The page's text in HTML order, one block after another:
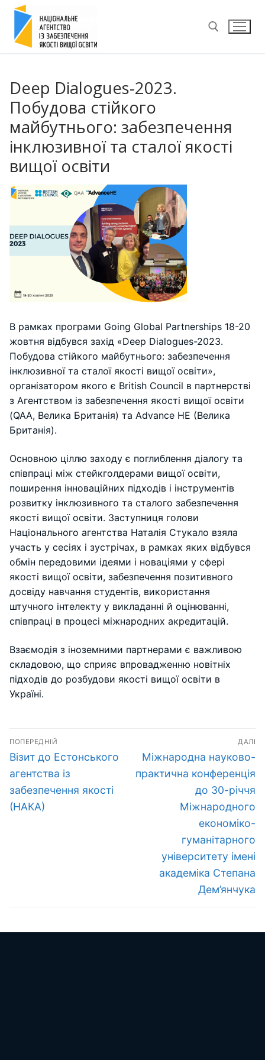
Перейти
вмісту
Deep Dialogues-2023.
Побудова стійкого
майбутнього: забезпечення
інклюзивної та сталої якості
вищої освіти
В рамках програми Going Global Partnerships 18-20
жовтня відбувся захід «Deep Dialogues-2023.
Побудова стійкого майбутнього: забезпечення
інклюзивної та сталої якості вищої освіти»,
організатором якого є British Council в партнерстві
з Агентством із забезпечення якості вищої освіти
(QAA, Велика Британія) та Advance HE (Велика
Британія).
Основною ціллю заходу є поглиблення діалогу та
співпраці між стейкголдерами вищої освіти,
поширення інноваційних підходів і інструментів
розвитку інклюзивного та сталого забезпечення
якості вищої освіти. Заступниця голови
Національного агентства Наталія Стукало взяла
участь у сесіях і зустрічах, в рамках яких відбувся
обмін передовими ідеями і новаціями у сфері
якості вищої освіти, забезпечення позитивного
досвіду навчання студентів, використання
штучного інтелекту у викладанні й оцінюванні,
співпраці в процесі міжнародних акредитацій.
Взаємодія з іноземними партнерами є важливою
складовою, що сприяє впровадженню новітніх
підходів до розбудови якості вищої освіти в
Україні.
Навігація
записів
ПОПЕРЕДНІЙ
Попередній
запис:
Візит до Естонського
агентства із
забезпечення якості
(НАКА)
ДАЛІ
Наступний
запис:
Міжнародна науково-
практична конференція
до 30-річчя
Міжнародного
економіко-
гуманітарного
університету імені
академіка Степана
Дем’янчука